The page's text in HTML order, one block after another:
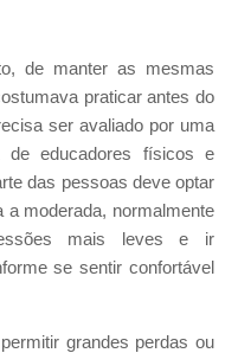
de manter as mesmas
praticar antes do
ser avaliado por uma
de educadores físicos e
das pessoas deve optar
a moderada, normalmente
mais leves e ir
se sentir confortável
grandes perdas ou